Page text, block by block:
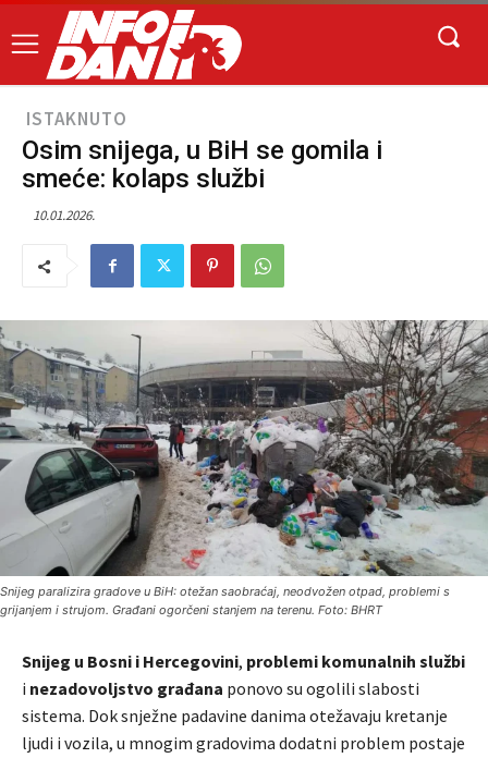
ISTAKNUTO
Osim snijega, u BiH se gomila i
smeće: kolaps službi
10.01.2026.
Snijeg paralizira gradove u BiH: otežan saobraćaj, neodvožen otpad, problemi s
grijanjem i strujom. Građani ogorčeni stanjem na terenu. Foto: BHRT
Snijeg u Bosni i Hercegovini, problemi komunalnih službi
i nezadovoljstvo građana ponovo su ogolili slabosti
sistema. Dok snježne padavine danima otežavaju kretanje
ljudi i vozila, u mnogim gradovima dodatni problem postaje